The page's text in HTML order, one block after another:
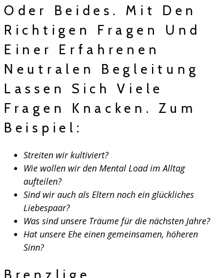
Oder Beides. Mit Den
Richtigen Fragen Und
Einer Erfahrenen
Neutralen Begleitung
Lassen Sich Viele
Fragen Knacken. Zum
Beispiel:
Streiten wir kultiviert?
Wie wollen wir den Mental Load im Alltag
aufteilen?
Sind wir auch als Eltern noch ein glückliches
Liebespaar?
Was sind unsere Träume für die nächsten Jahre?
Hat unsere Ehe einen gemeinsamen, höheren
Sinn?
Brenzlige